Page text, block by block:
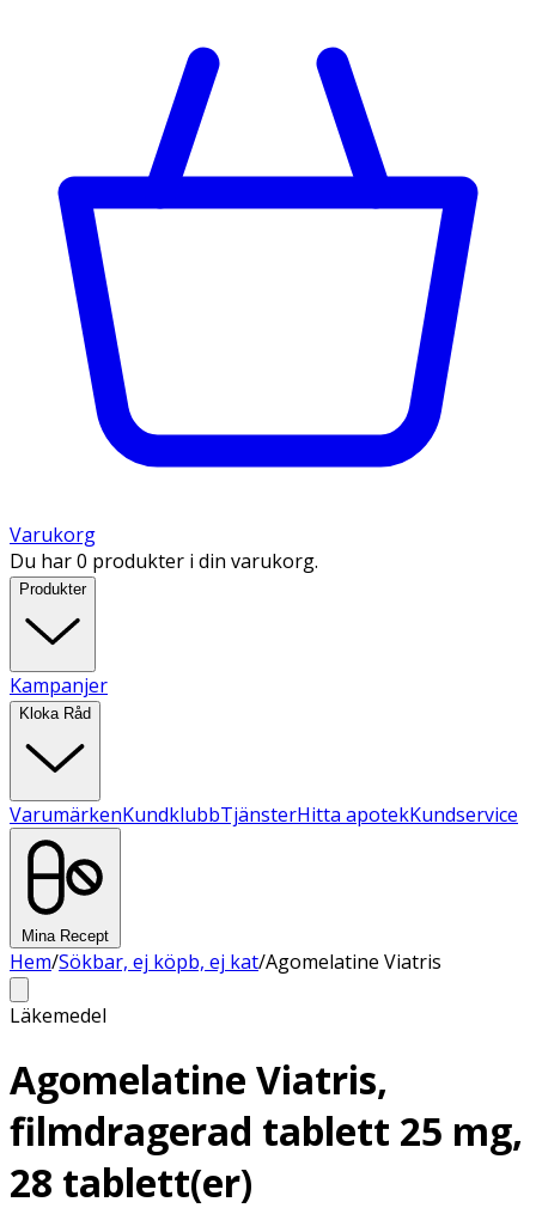
Varukorg
Du har 0 produkter i din varukorg.
Produkter
Kampanjer
Kloka Råd
VarumärkenKundklubbTjänsterHitta apotekKundservice
Mina Recept
Hem/Sökbar, ej köpb, ej kat/Agomelatine Viatris
Läkemedel
Agomelatine Viatris,
filmdragerad tablett 25 mg,
28 tablett(er)